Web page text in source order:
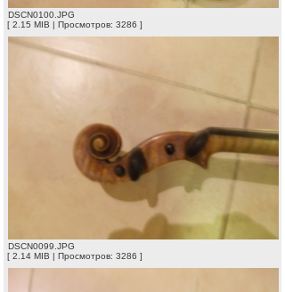
DSCN0100.JPG
[ 2.15 MIB | Просмотров: 3286 ]
DSCN0099.JPG
[ 2.14 MIB | Просмотров: 3286 ]